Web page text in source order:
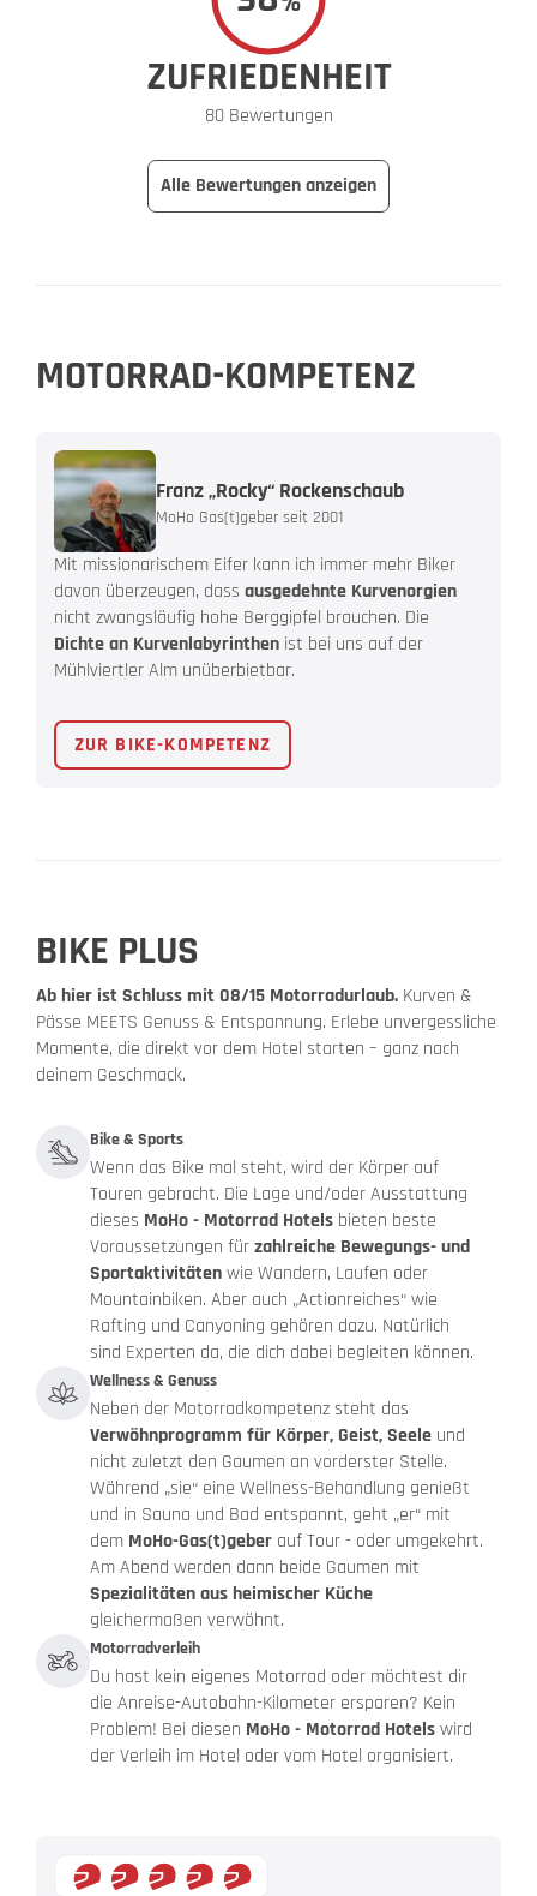
ZUFRIEDENHEIT
80 Bewertungen
Alle Bewertungen anzeigen
MOTORRAD-KOMPETENZ
Franz „Rocky“ Rockenschaub
MoHo Gas(t)geber seit 2001
Mit missionarischem Eifer kann ich immer mehr Biker
davon überzeugen, dass ausgedehnte Kurvenorgien
nicht zwangsläufig hohe Berggipfel brauchen. Die
Dichte an Kurvenlabyrinthen ist bei uns auf der
Mühlviertler Alm unüberbietbar.
ZUR BIKE-KOMPETENZ
BIKE PLUS
Ab hier ist Schluss mit 08/15 Motorradurlaub. Kurven &
Pässe MEETS Genuss & Entspannung. Erlebe unvergessliche
Momente, die direkt vor dem Hotel starten – ganz nach
deinem Geschmack.
Bike & Sports
Wenn das Bike mal steht, wird der Körper auf
Touren gebracht. Die Lage und/oder Ausstattung
dieses MoHo - Motorrad Hotels bieten beste
Voraussetzungen fürzahlreiche Bewegungs- und
Sportaktivitätenwie Wandern, Laufen oder
Mountainbiken. Aber auch „Actionreiches“ wie
Rafting und Canyoning gehören dazu. Natürlich
sind Experten da, die dich dabei begleiten können.
Wellness & Genuss
Neben der Motorradkompetenz steht das
Verwöhnprogramm für Körper, Geist, Seele und
nicht zuletzt den Gaumen an vorderster Stelle.
Während „sie“ eine Wellness-Behandlung genießt
und in Sauna und Bad entspannt, geht „er“ mit
dem MoHo-Gas(t)geber auf Tour - oder umgekehrt.
Am Abend werden dann beide Gaumen mit
Spezialitäten aus heimischer Küche
gleichermaßen verwöhnt.
Motorradverleih
Du hast kein eigenes Motorrad oder möchtest dir
die Anreise-Autobahn-Kilometer ersparen? Kein
Problem! Bei diesen MoHo - Motorrad Hotelswird
der Verleih im Hotel oder vom Hotel organisiert.